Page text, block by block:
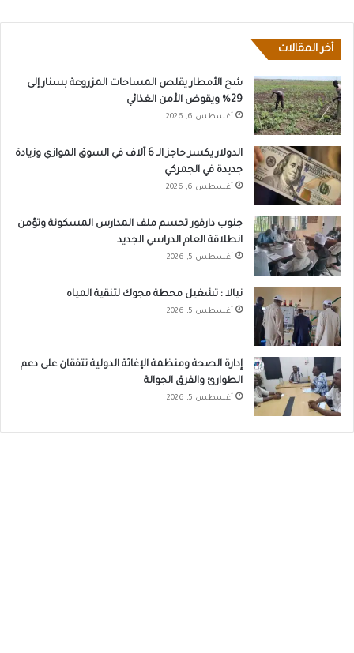
أخر المقالات
شح الأمطار يقلص المساحات المزروعة بسنار إلى
29% ويقوض الأمن الغذائي
أغسطس 6, 2026
الدولار يكسر حاجز الـ 6 آلاف في السوق الموازي وزيادة
جديدة في الجمركي
أغسطس 6, 2026
جنوب دارفور تحسم ملف المدارس المسكونة وتؤمن
انطلاقة العام الدراسي الجديد
أغسطس 5, 2026
نيالا : تشغيل محطة مجوك لتنقية المياه
أغسطس 5, 2026
إدارة الصحة ومنظمة الإغاثة الدولية تتفقان على دعم
الطوارئ والفرق الجوالة
أغسطس 5, 2026